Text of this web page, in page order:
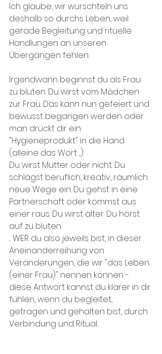
Ich glaube, wir wurschteln uns
deshalb so durchs Leben, weil
gerade Begleitung und rituelle
Handlungen an unseren
Übergängen fehlen.
Irgendwann beginnst du als Frau
zu bluten. Du wirst vom Mädchen
zur Frau. Das kann nun gefeiert und
bewusst begangen werden oder
man drückt dir ein
"Hygieneprodukt" in die Hand
(alleine das Wort ...).
Du wirst Mutter oder nicht. Du
schlägst beruflich, kreativ, räumlich
neue Wege ein. Du gehst in eine
Partnerschaft oder kommst aus
einer raus. Du wirst älter. Du hörst
auf zu bluten.
... WER du also jeweils bist, in dieser
Aneinanderreihung von
Veränderungen, die wir "das Leben
(einer Frau)" nennen können -
diese Antwort kannst du klarer in dir
fühlen, wenn du begleitet,
getragen und gehalten bist, durch
Verbindung und Ritual.